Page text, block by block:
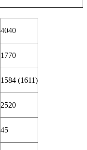
4040
1770
1584 (1611)
2520
45